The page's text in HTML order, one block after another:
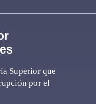
Superior que
por el